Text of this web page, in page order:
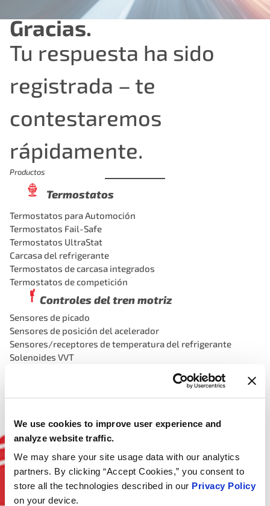
We use cookies to improve user experience and
analyze website traffic.
We may share your site usage data with our analytics
partners. By clicking “Accept Cookies,” you consent to
store all the technologies described in our Privacy Policy
on your device.
Gracias.
Tu respuesta ha sido
registrada – te
contestaremos
rápidamente.
Productos
Termostatos
Termostatos para Automoción
Termostatos Fail-Safe
Termostatos UltraStat
Carcasa del refrigerante
Termostatos de carcasa integrados
Termostatos de competición
Controles del tren motriz
Sensores de picado
Sensores de posición del acelerador
Sensores/receptores de temperatura del refrigerante
Solenoides VVT